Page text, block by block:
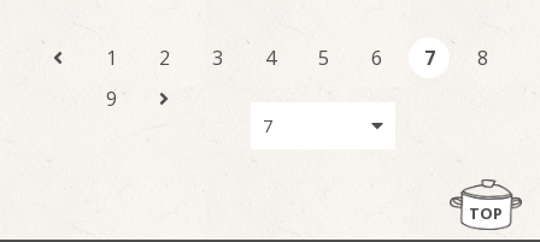
1 2 3 4 5 6 7
8
9
TOP